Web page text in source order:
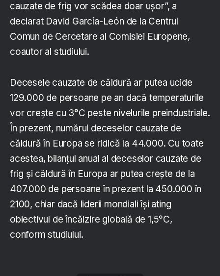
cauzate de frig vor scădea doar ușor”, a
declarat David García-León de la Centrul
Comun de Cercetare al Comisiei Europene,
coautor al studiului.
Decesele cauzate de căldură ar putea ucide
129.000 de persoane pe an dacă temperaturile
vor crește cu 3°C peste nivelurile preindustriale.
În prezent, numărul deceselor cauzate de
căldură în Europa se ridică la 44.000. Cu toate
acestea, bilanțul anual al deceselor cauzate de
frig și căldură în Europa ar putea crește de la
407.000 de persoane în prezent la 450.000 în
2100, chiar dacă liderii mondiali își ating
obiectivul de încălzire globală de 1,5°C,
conform studiului.